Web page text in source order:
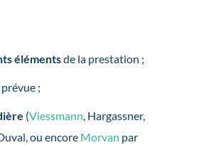
élémentsde la prestation ;
prévue ;
(Viessmann, Hargassner,
ou encore Morvan par